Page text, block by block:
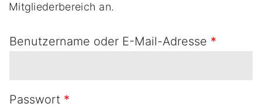
Mitgliederbereich an.
Benutzername oder E-Mail-Adresse *
Passwort *